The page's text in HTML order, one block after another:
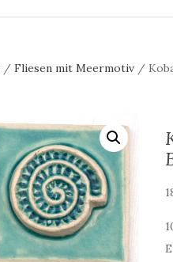
/ Fliesen mit Meermotiv /